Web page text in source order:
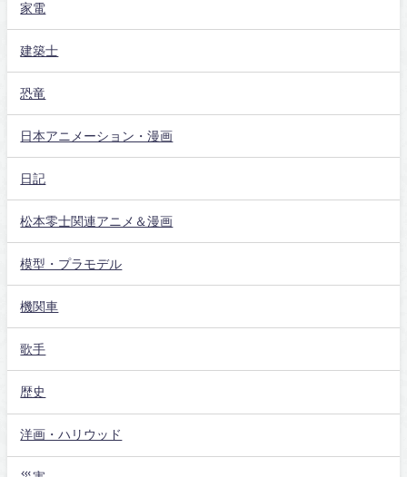
家電
建築士
恐竜
日本アニメーション・漫画
日記
松本零士関連アニメ＆漫画
模型・プラモデル
機関車
歌手
歴史
洋画・ハリウッド